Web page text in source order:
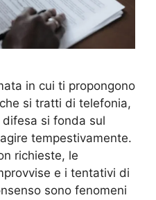
in cui ti propongono
si tratti di telefonia,
si fonda sul
tempestivamente.
richieste, le
e i tentativi di
sono fenomeni